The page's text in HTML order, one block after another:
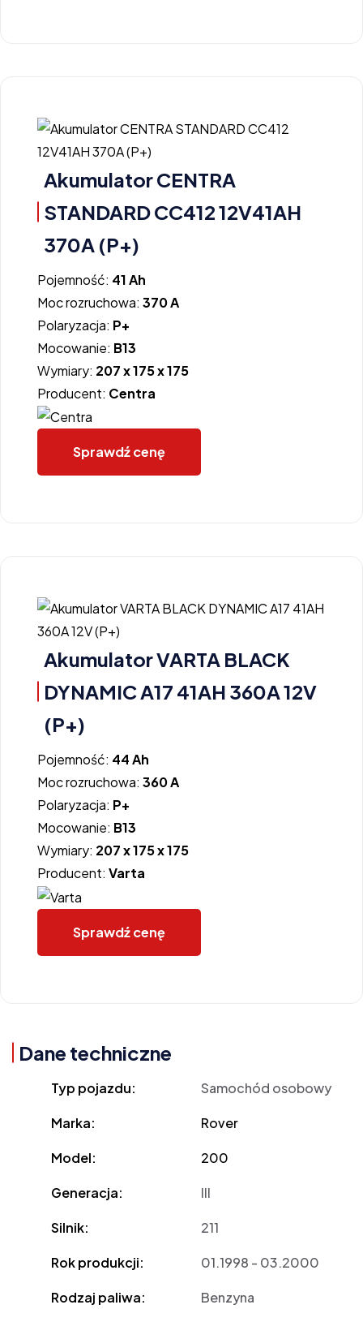
Akumulator CENTRA
STANDARD CC412 12V41AH
370A (P+)
Pojemność: 41 Ah
Moc rozruchowa: 370 A
Polaryzacja: P+
Mocowanie: B13
Wymiary: 207 x 175 x 175
Producent: Centra
Sprawdź cenę
Akumulator VARTA BLACK
DYNAMIC A17 41AH 360A 12V
(P+)
Pojemność: 44 Ah
Moc rozruchowa: 360 A
Polaryzacja: P+
Mocowanie: B13
Wymiary: 207 x 175 x 175
Producent: Varta
Sprawdź cenę
Dane techniczne
Typ pojazdu: Samochód osobowy
Marka: Rover
Model: 200
Generacja: III
Silnik: 211
Rok produkcji: 01.1998 - 03.2000
Rodzaj paliwa: Benzyna